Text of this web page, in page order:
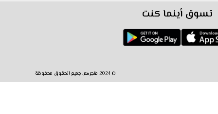
تسوق أينما كنت
© 2024 متجركم. جميع الحقوق محفوظة